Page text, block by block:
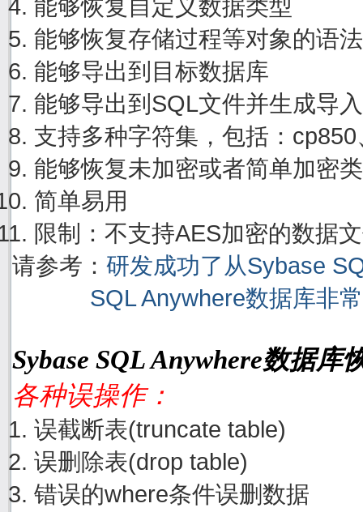
能够恢复自定义数据类型
能够恢复存储过程等对象的语法
能够导出到目标数据库
能够导出到SQL文件并生成导
支持多种字符集，包括：
能够恢复未加密或者简单加密
简单易用
限制：不支持AES加密的数据
请参考： 研发成功了从Sybase
SQL Anywhere数据库非
Sybase SQL Anywhere数据
各种误操作：
误截断表(truncate table)
误删除表(drop table)
错误的where条件误删数据